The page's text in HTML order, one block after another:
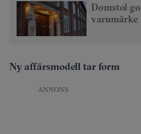
Domstol
varumärke
Ny affärsmodell tar form
ANNONS